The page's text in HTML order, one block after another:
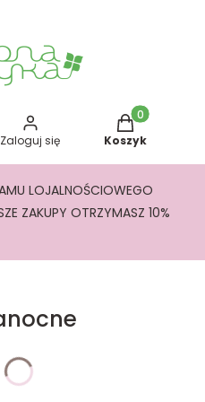
Zaloguj się
Produkty w
Koszyk
LOJALNOŚCIOWEGO
ZAKUPY OTRZYMASZ 10%